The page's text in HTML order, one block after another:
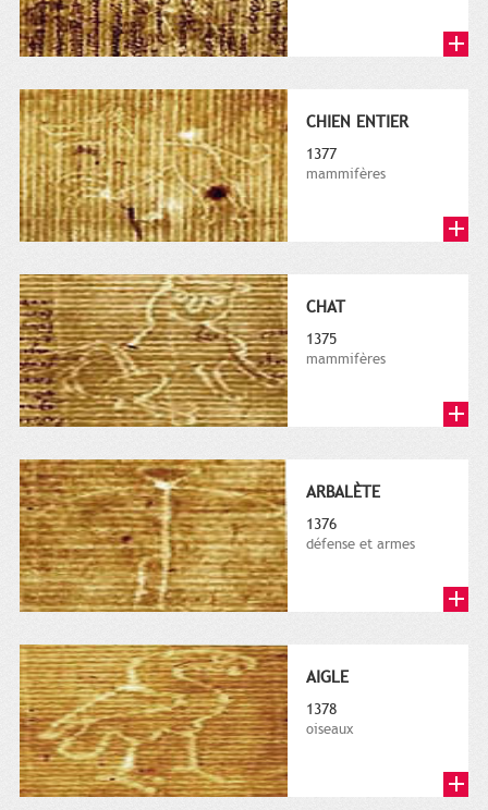
CHIEN ENTIER
1377
mammifères
CHAT
1375
mammifères
ARBALÈTE
1376
défense et armes
AIGLE
1378
oiseaux